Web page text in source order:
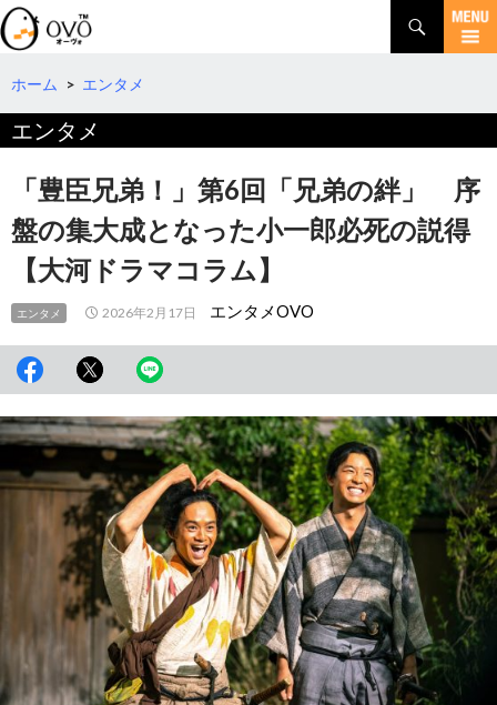
検
索
コ
テ
へ
ホーム > エンタメ
エンタメ
「豊臣兄弟！」第6回「兄弟の絆」 序
盤の集大成となった小一郎必死の説得
【大河ドラマコラム】
エンタメ 2026年2月17日 エンタメOVO